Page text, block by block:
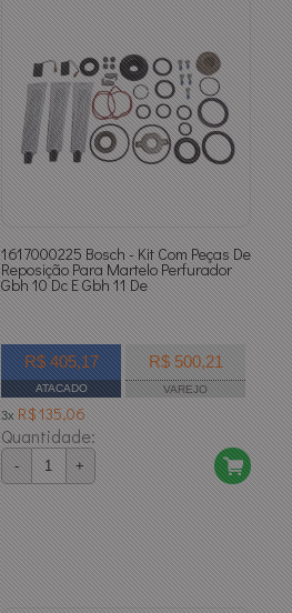
1617000225 Bosch - Kit Com Peças De
Reposição Para Martelo Perfurador
Gbh 10 Dc E Gbh 11 De
R$ 405,17
ATACADO
R$ 500,21
VAREJO
3x R$ 135,06
Quantidade:
- +